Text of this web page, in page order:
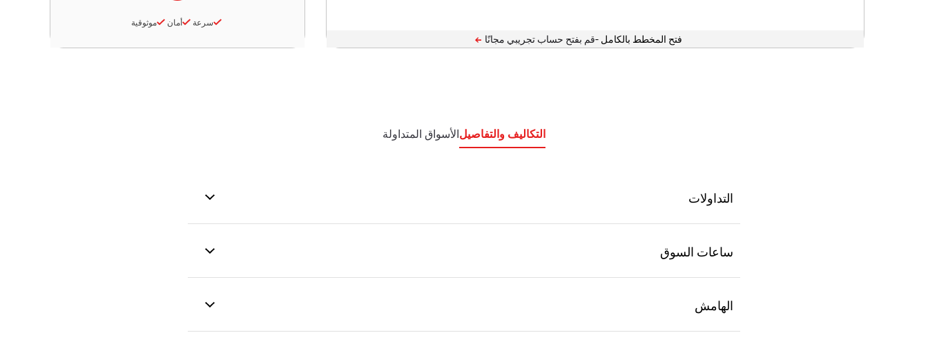
سرعة أمان موثوقية
فتح المخطط بالكامل -
التكاليف والتفاصيلالأسواق المتداولة